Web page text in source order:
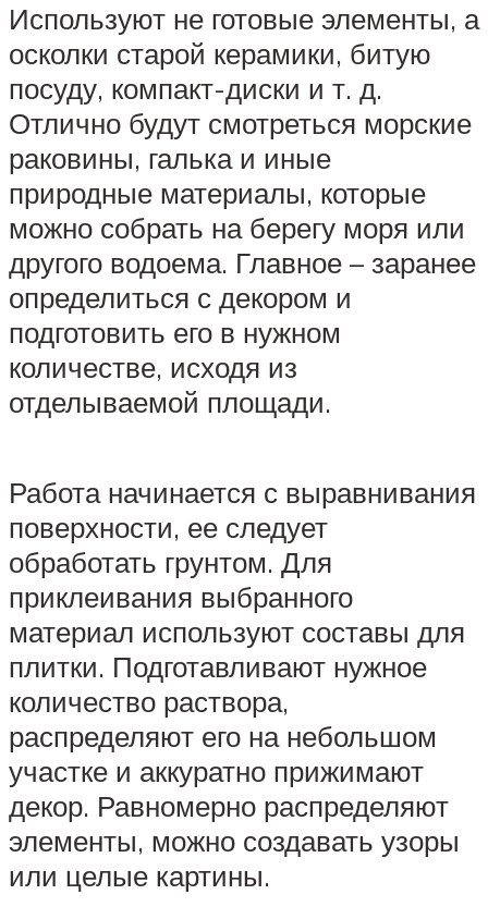
Используют не готовые элементы, а
осколки старой керамики, битую
посуду, компакт-диски и т. д.
Отлично будут смотреться морские
раковины, галька и иные
природные материалы, которые
можно собрать на берегу моря или
другого водоема. Главное – заранее
определиться с декором и
подготовить его в нужном
количестве, исходя из
отделываемой площади.
Работа начинается с выравнивания
поверхности, ее следует
обработать грунтом. Для
приклеивания выбранного
материал используют составы для
плитки. Подготавливают нужное
количество раствора,
распределяют его на небольшом
участке и аккуратно прижимают
декор. Равномерно распределяют
элементы, можно создавать узоры
или целые картины.